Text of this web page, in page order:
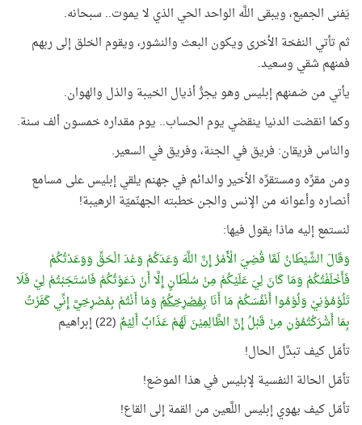
يَفنى الجميع، ويبقى اللَّه الواحد الحي الذي لا يموت.. سبحانه.
ثم تأتي النفخة الأخرى ويكون البعث والنشور، ويقوم الخلق إلى ربهم
فمنهم شقي وسعيد.
يأتي من ضمنهم إبليس وهو يجرُّ أذيال الخيبة والذل والهوان.
وكما انقضت الدنيا ينقضي يوم الحساب.. يوم مقداره خمسون ألف سنة.
والناس فريقان: فريق في الجنة، وفريق في السعير.
ومن مقرِّه ومستقرِّه الأخير والدائم في جهنم يلقي إبليس على مسامع
أنصاره وأعوانه من الإنس والجن خطبته الجهنّميّة الرهيبة!
لنستمع إليه ماذا يقول فيها:
وَقَالَ الشَّيْطَانُ لَمَّا قُضِيَ الْأَمْرُ إِنَّ اللَّهَ وَعَدَكُمْ وَعْدَ الْحَقِّ وَوَعَدْتُكُمْ
فَأَخْلَفْتُكُمْ وَمَا كَانَ لِيَ عَلَيْكُمْ مِنْ سُلْطَانٍ إِلَّا أَنْ دَعَوْتُكُمْ فَاسْتَجَبْتُمْ لِيْ فَلَا
تَلُوْمُوْنِيْ وَلُوْمُوا أَنْفُسَكُمْ مَا أَنَابِمُصْرِخِكُمْ وَمَا أَنْتُمْ بِمُصْرِخِيَّ إِنِّي كَفَرْتُ
بِمَا أَشْرَكْتُمُوْنِ مِنْ قَبْلُ إِنَّ الظَّالِمِيْنَ لَهُمْ عَذَابٌ أَلِيْمٌ (22) إبراهيم
تأمّل كيف تبدَّل الحال!
تأمّل الحالة النفسية لإبليس في هذا الموضع!
تأمّل كيف يهوي إبليس اللَّعين من القمة إلى القاع!